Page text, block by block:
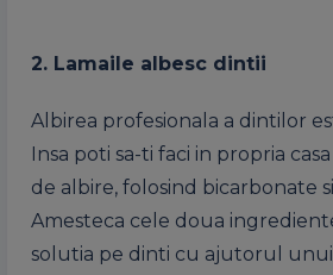
2. Lamaile albesc dintii
Albirea profesionala a dintilor
Insa poti sa-ti faci in propria
de albire, folosind bicarbonate
Amesteca cele doua
solutia pe dinti cu ajutorul